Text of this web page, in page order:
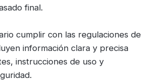
final.
cumplir con las regulaciones de
información clara y precisa
instrucciones de uso y